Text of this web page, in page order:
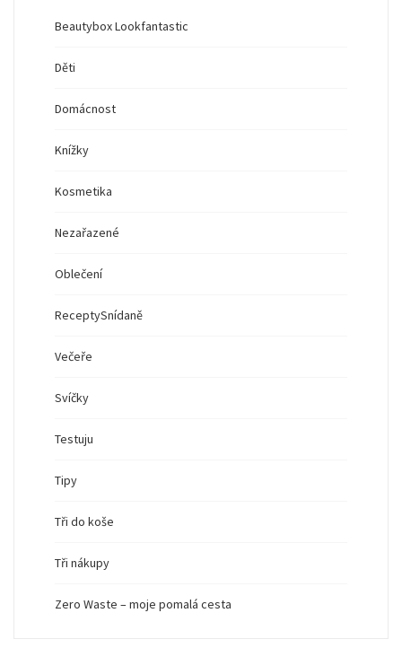
Beautybox Lookfantastic
Děti
Domácnost
Knížky
Kosmetika
Nezařazené
Oblečení
ReceptySnídaně
Večeře
Svíčky
Testuju
Tipy
Tři do koše
Tři nákupy
Zero Waste – moje pomalá cesta